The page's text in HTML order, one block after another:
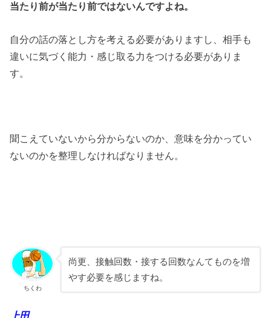
当たり前が当たり前ではないんですよね。
自分の話の落とし方を考える必要がありますし、相手も
違いに気づく能力・感じ取る力をつける必要がありま
す。
聞こえていないから分からないのか、意味を分かってい
ないのかを整理しなければなりません。
ちくわ
尚更、接触回数・接する回数なんてものを増
やす必要を感じますね。
上田